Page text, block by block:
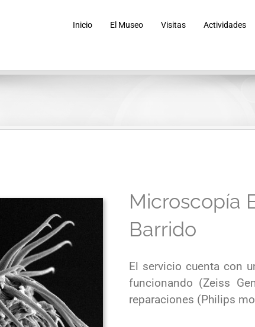
Inicio El Museo Visitas Actividades
Microscopía
Barrido
El servicio cuenta con
funcionando (Zeiss
reparaciones (Philips